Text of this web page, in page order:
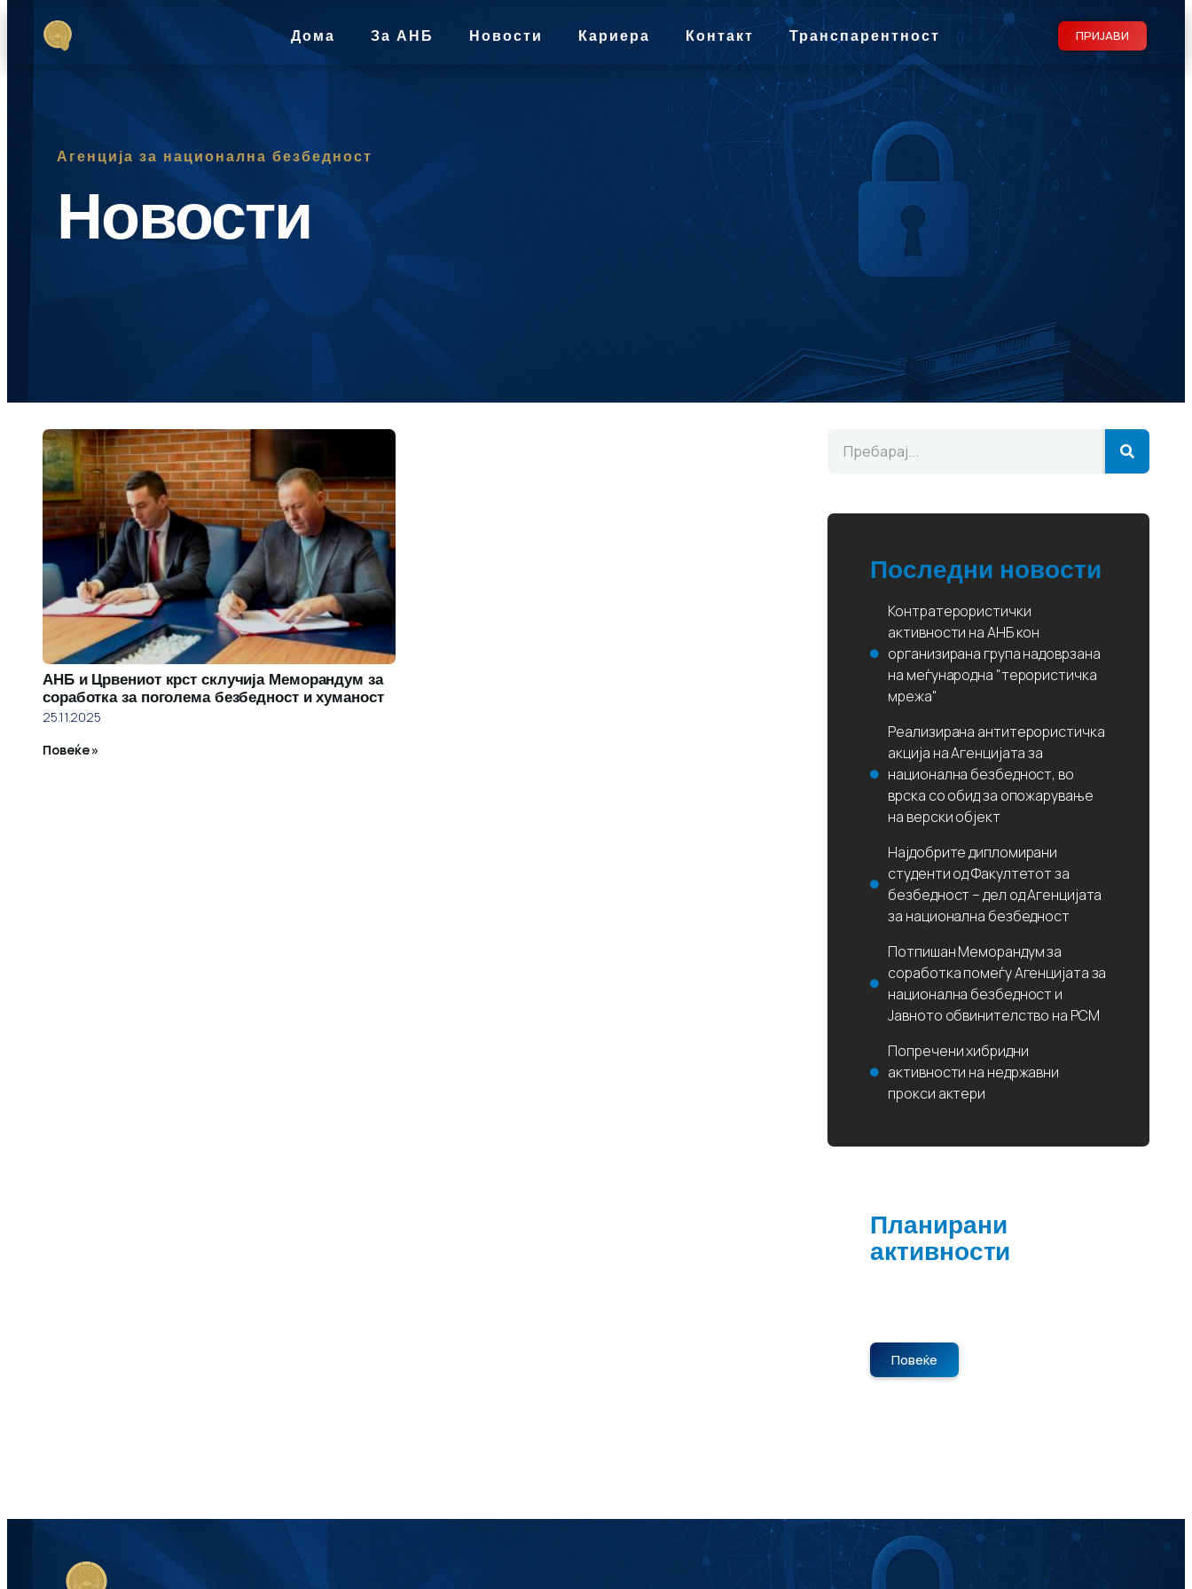
Дома За АНБ Новости Кариера Контакт Транспарентност ПРИЈАВИ
Агенција за национална безбедност
Новости
АНБ и Црвениот крст склучија Меморандум за
соработка за поголема безбедност и хуманост
25.11.2025
Повеќе »
Последни новости
Контратерористички
активности на АНБ кон
организирана група надоврзана
на меѓународна "терористичка
мрежа"
Реализирана антитерористичка
акција на Агенцијата за
национална безбедност, во
врска со обид за опожарување
на верски објект
Најдобрите дипломирани
студенти од Факултетот за
безбедност – дел од Агенцијата
за национална безбедност
Потпишан Меморандум за
соработка помеѓу Агенцијата за
национална безбедност и
Јавното обвинителство на РСМ
Попречени хибридни
активности на недржавни
прокси актери
Планирани
активности
Повеќе